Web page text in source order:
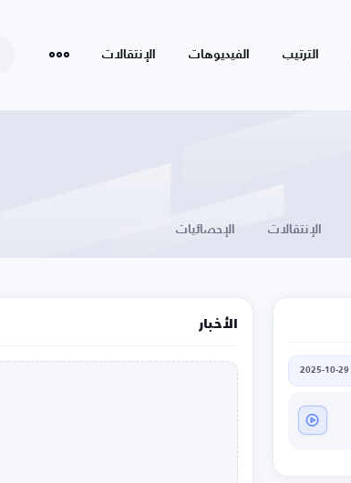
الترتيب الفيديوهات الإنتقالات
الإنتقالات الإحصائيات
الأخبار